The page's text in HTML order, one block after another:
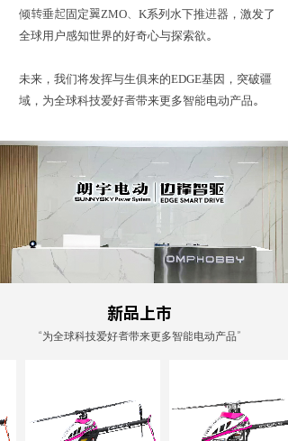
新品上市
“为全球科技爱好者带来更多智能电动产品”
倾转垂起固定翼ZMO、K系列水下推进器，激发了
全球用户感知世界的好奇心与探索欲。
未来，我们将发挥与生俱来的EDGE基因，突破疆
域，为全球科技爱好者带来更多智能电动产品。